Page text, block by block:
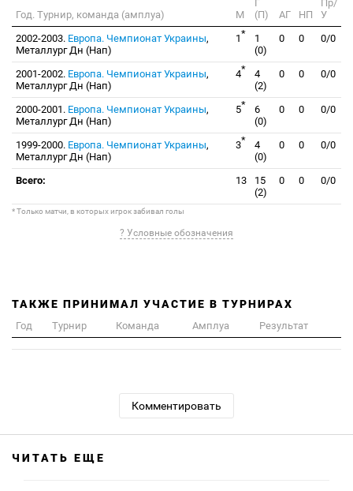
Год. Турнир, команда (амплуа) М
Г
(П)
АГ НП
Пр/
У
2002-2003. Европа. Чемпионат Украины,
Металлург Дн (Нап)
1*
1
(0)
0 0 0/0
2001-2002. Европа. Чемпионат Украины,
Металлург Дн (Нап)
4*
4
(2)
0 0 0/0
2000-2001. Европа. Чемпионат Украины,
Металлург Дн (Нап)
5*
6
(0)
0 0 0/0
1999-2000. Европа. Чемпионат Украины,
Металлург Дн (Нап)
3*
4
(0)
0 0 0/0
Всего: 13
15
(2)
0 0 0/0
* Только матчи, в которых игрок забивал голы
? Условные обозначения
ТАКЖЕ ПРИНИМАЛ УЧАСТИЕ В ТУРНИРАХ
Год Турнир Команда Амплуа Результат
Комментировать
ЧИТАТЬ ЕЩЕ